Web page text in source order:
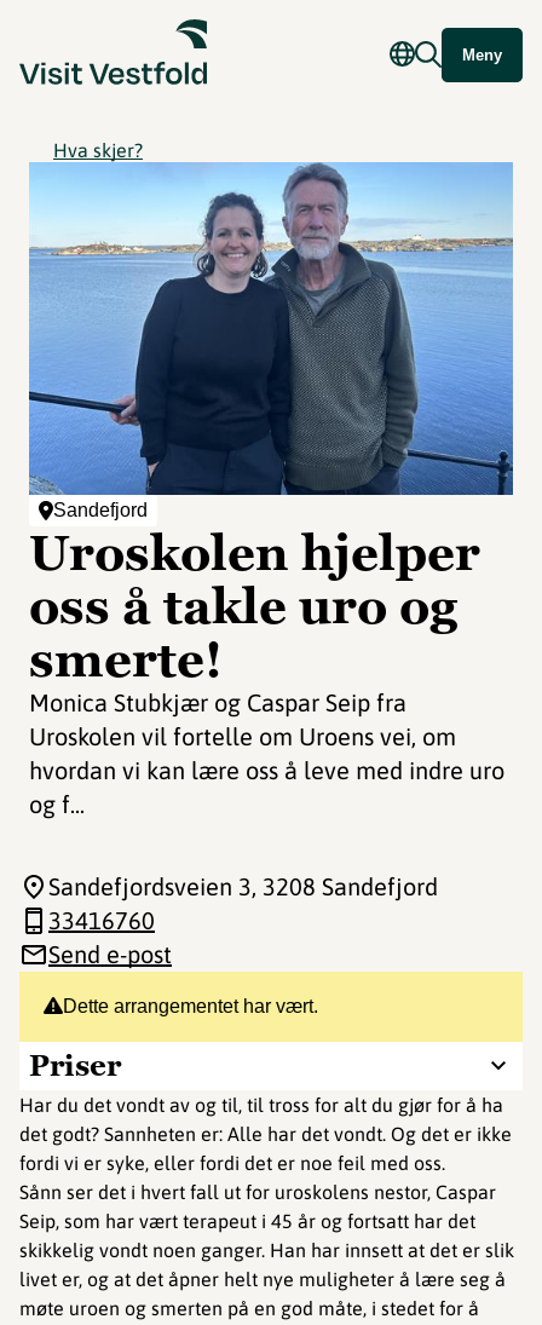
Meny
Hva skjer?
Sandefjord
Uroskolen hjelper
oss å takle uro og
smerte!
Monica Stubkjær og Caspar Seip fra
Uroskolen vil fortelle om Uroens vei, om
hvordan vi kan lære oss å leve med indre uro
og f...
Dette arrangementet har vært.
Priser
Har du det vondt av og til, til tross for alt du gjør for å ha
det godt? Sannheten er: Alle har det vondt. Og det er ikke
fordi vi er syke, eller fordi det er noe feil med oss.
Sånn ser det i hvert fall ut for uroskolens nestor, Caspar
Seip, som har vært terapeut i 45 år og fortsatt har det
skikkelig vondt noen ganger. Han har innsett at det er slik
livet er, og at det åpner helt nye muligheter å lære seg å
møte uroen og smerten på en god måte, i stedet for å
Sandefjordsveien 3, 3208 Sandefjord
33416760
Send e-post